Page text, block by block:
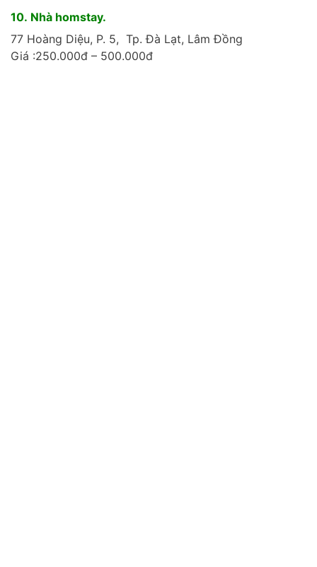
10. Nhà homstay.
77 Hoàng Diệu, P. 5, Tp. Đà Lạt, Lâm Đồng
Giá :250.000đ – 500.000đ